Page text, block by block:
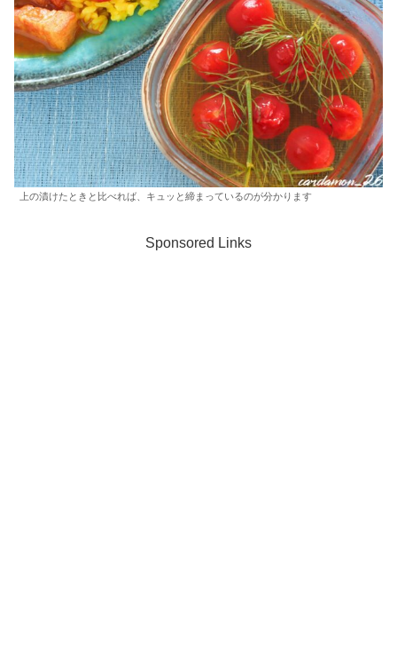
上の漬けたときと比べれば、キュッと締まっているのが分かります
Sponsored Links